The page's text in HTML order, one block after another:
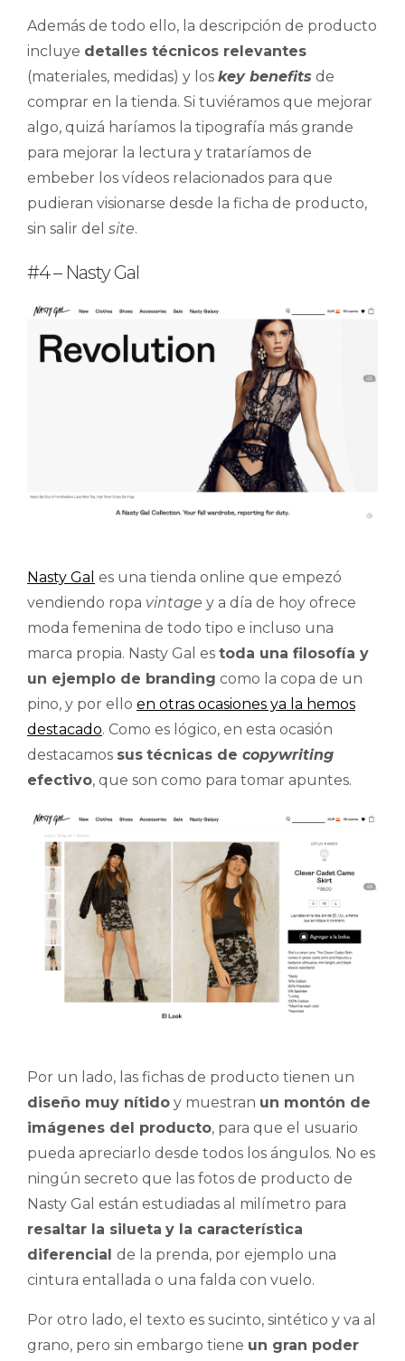
Además de todo ello, la descripción de producto
incluye detalles técnicos relevantes
(materiales, medidas) y los key benefits de
comprar en la tienda. Si tuviéramos que mejorar
algo, quizá haríamos la tipografía más grande
para mejorar la lectura y trataríamos de
embeber los vídeos relacionados para que
pudieran visionarse desde la ficha de producto,
sin salir del site.
#4 – Nasty Gal
Nasty Gal es una tienda online que empezó
vendiendo ropa vintage y a día de hoy ofrece
moda femenina de todo tipo e incluso una
marca propia. Nasty Gal es toda una filosofía y
un ejemplo de branding como la copa de un
pino, y por ello en otras ocasiones ya la hemos
destacado. Como es lógico, en esta ocasión
destacamos sus técnicas de copywriting
efectivo, que son como para tomar apuntes.
Por un lado, las fichas de producto tienen un
diseño muy nítido y muestran un montón de
imágenes del producto, para que el usuario
pueda apreciarlo desde todos los ángulos. No es
ningún secreto que las fotos de producto de
Nasty Gal están estudiadas al milímetro para
resaltar la silueta y la característica
diferencial de la prenda, por ejemplo una
cintura entallada o una falda con vuelo.
Por otro lado, el texto es sucinto, sintético y va al
grano, pero sin embargo tiene un gran poder